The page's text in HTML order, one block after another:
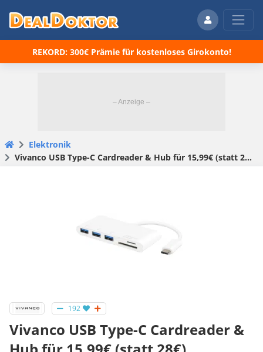
REKORD: 300€ Prämie für kostenloses Girokonto!
Elektronik
Vivanco USB Type-C Cardreader & Hub für 15,99€ (statt 28€)
192
Vivanco USB Type-C Cardreader &